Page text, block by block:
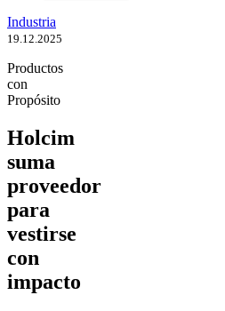
Industria
19.12.2025
Productos
con
Propósito
Holcim
suma
proveedor
para
vestirse
con
impacto